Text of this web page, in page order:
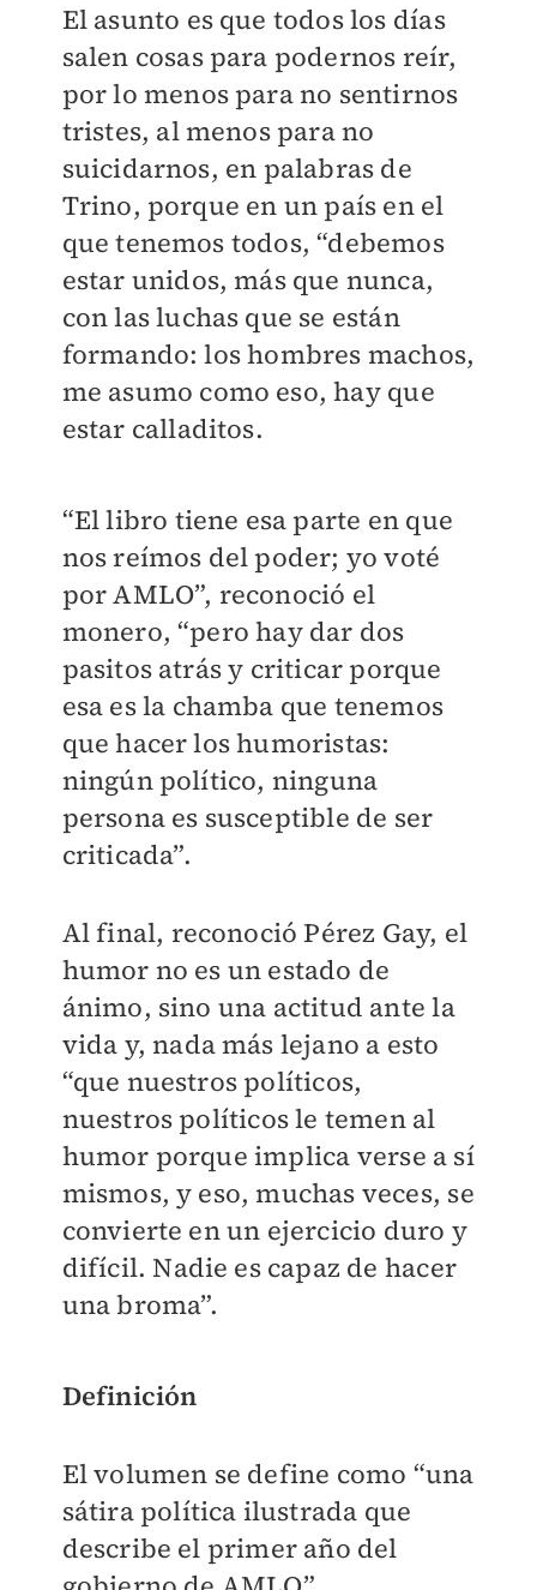
El asunto es que todos los días
salen cosas para podernos reír,
por lo menos para no sentirnos
tristes, al menos para no
suicidarnos, en palabras de
Trino, porque en un país en el
que tenemos todos, “debemos
estar unidos, más que nunca,
con las luchas que se están
formando: los hombres machos,
me asumo como eso, hay que
estar calladitos.
“El libro tiene esa parte en que
nos reímos del poder; yo voté
por AMLO”, reconoció el
monero, “pero hay dar dos
pasitos atrás y criticar porque
esa es la chamba que tenemos
que hacer los humoristas:
ningún político, ninguna
persona es susceptible de ser
criticada”.
Al final, reconoció Pérez Gay, el
humor no es un estado de
ánimo, sino una actitud ante la
vida y, nada más lejano a esto
“que nuestros políticos,
nuestros políticos le temen al
humor porque implica verse a sí
mismos, y eso, muchas veces, se
convierte en un ejercicio duro y
difícil. Nadie es capaz de hacer
una broma”.
Definición
El volumen se define como “una
sátira política ilustrada que
describe el primer año del